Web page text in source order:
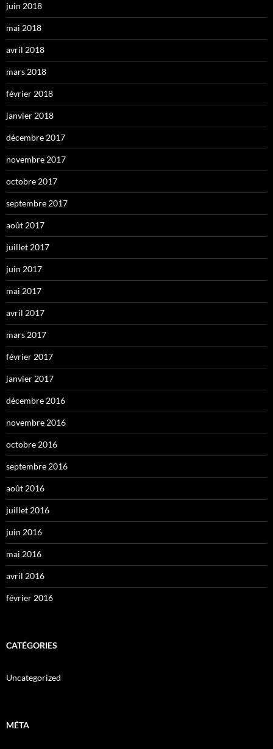
juin 2018
mai 2018
avril 2018
mars 2018
février 2018
janvier 2018
décembre 2017
novembre 2017
octobre 2017
septembre 2017
août 2017
juillet 2017
juin 2017
mai 2017
avril 2017
mars 2017
février 2017
janvier 2017
décembre 2016
novembre 2016
octobre 2016
septembre 2016
août 2016
juillet 2016
juin 2016
mai 2016
avril 2016
février 2016
CATÉGORIES
Uncategorized
MÉTA